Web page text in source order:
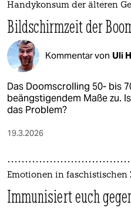
Handykonsum der älteren
Bildschirmzeit der
Kommentar von Uli
Das Doomscrolling 50- bis
beängstigendem Maße zu.
das Problem?
19.3.2026
Emotionen in faschistischen
Immunisiert euch